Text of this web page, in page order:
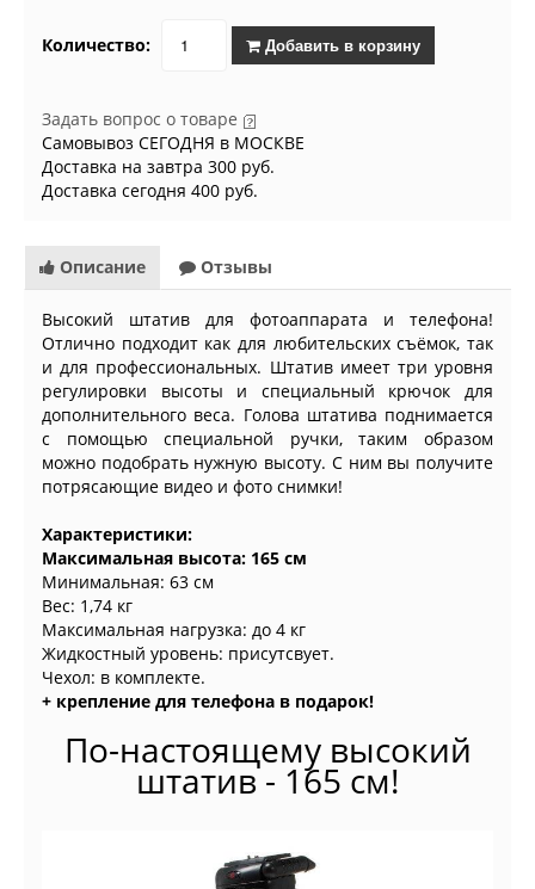
Количество: Добавить в корзину
Задать вопрос о товаре
Самовывоз СЕГОДНЯ в МОСКВЕ
Доставка на завтра 300 руб.
Доставка сегодня 400 руб.
Описание Отзывы
Высокий штатив для фотоаппарата и телефона!
Отлично подходит как для любительских съёмок, так
и для профессиональных. Штатив имеет три уровня
регулировки высоты и специальный крючок для
дополнительного веса. Голова штатива поднимается
с помощью специальной ручки, таким образом
можно подобрать нужную высоту. С ним вы получите
потрясающие видео и фото снимки!
Характеристики:
Максимальная высота: 165 см
Минимальная: 63 см
Вес: 1,74 кг
Максимальная нагрузка: до 4 кг
Жидкостный уровень: присутсвует.
Чехол: в комплекте.
+ крепление для телефона в подарок!
По-настоящему высокий
штатив - 165 см!